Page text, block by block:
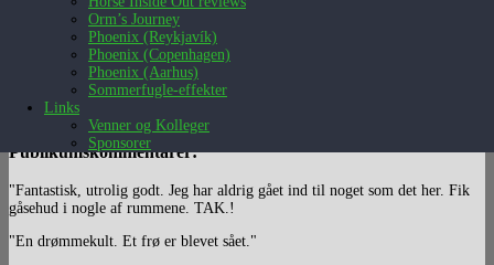
Orm’s Journey
Phoenix (Reykjavík)
Phoenix (Copenhagen)
Phoenix (Aarhus)
Sommerfugle-effekter
Links
Venner og Kolleger
Sponsorer
Publikumskommentarer:
"Fantastisk, utrolig godt. Jeg har aldrig gået ind til noget som det her. Fik
gåsehud i nogle af rummene. TAK.!
"En drømmekult. Et frø er blevet sået."